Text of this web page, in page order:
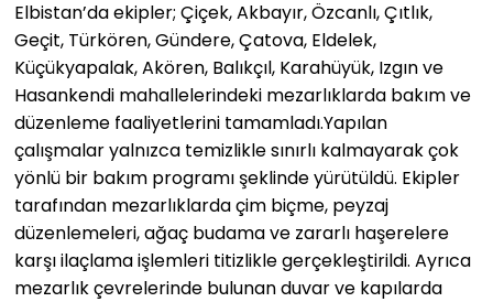
Elbistan’da ekipler; Çiçek, Akbayır, Özcanlı, Çıtlık,
Geçit, Türkören, Gündere, Çatova, Eldelek,
Küçükyapalak, Akören, Balıkçıl, Karahüyük, Izgın ve
Hasankendi mahallelerindeki mezarlıklarda bakım ve
düzenleme faaliyetlerini tamamladı.Yapılan
çalışmalar yalnızca temizlikle sınırlı kalmayarak çok
yönlü bir bakım programı şeklinde yürütüldü. Ekipler
tarafından mezarlıklarda çim biçme, peyzaj
düzenlemeleri, ağaç budama ve zararlı haşerelere
karşı ilaçlama işlemleri titizlikle gerçekleştirildi. Ayrıca
mezarlık çevrelerinde bulunan duvar ve kapılarda